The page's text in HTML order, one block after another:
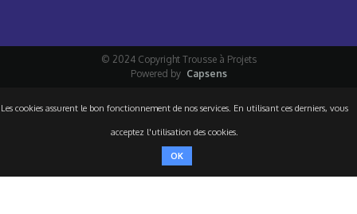
© 2024 Copyright Trousse à Projets
Powered by Capsens
Les cookies assurent le bon fonctionnement de nos services. En utilisant ces derniers, vous
acceptez l'utilisation des cookies.
OK